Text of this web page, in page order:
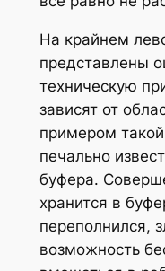
На крайнем
представлены
техническую
зависят от
примером
печально
буфера.
хранится в
переполнился,
возможность